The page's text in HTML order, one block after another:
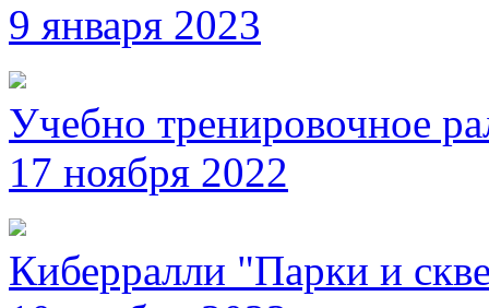
9 января 2023
Учебно тренировочное
17 ноября 2022
Киберралли "Парки и